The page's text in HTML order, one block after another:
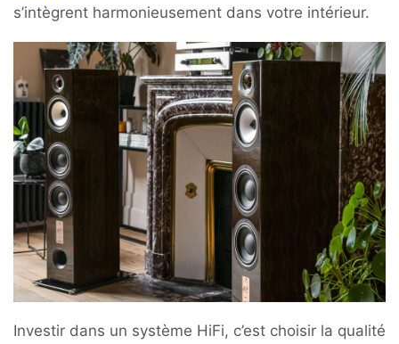
s’intègrent harmonieusement dans votre intérieur.
Investir dans un système HiFi, c’est choisir la qualité